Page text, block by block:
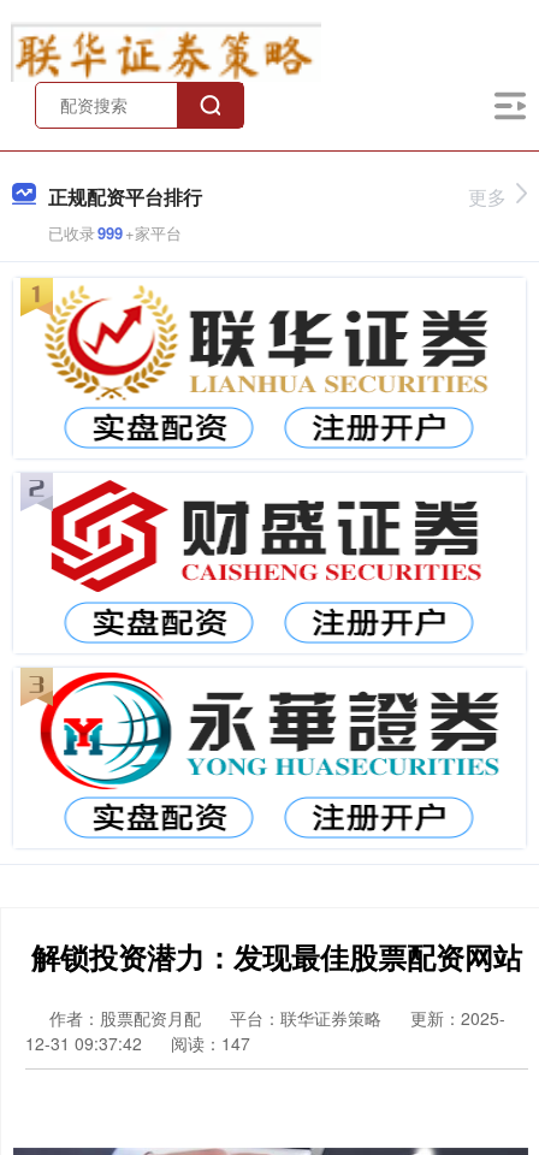
正规配资平台排行
已收录999+家平台
更多
解锁投资潜力：发现最佳股票配资网站
作者：股票配资月配 平台：联华证券策略
更新：2025-
12-31 09:37:42
阅读：147